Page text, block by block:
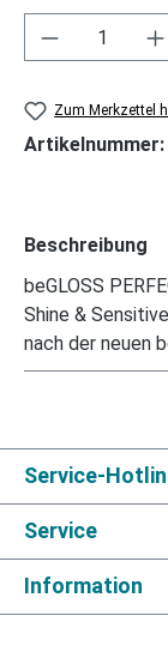
Zum Merkzettel
Artikelnummer:
Beschreibung
beGLOSS
Shine &
nach der neuen
Service-
Service
Information